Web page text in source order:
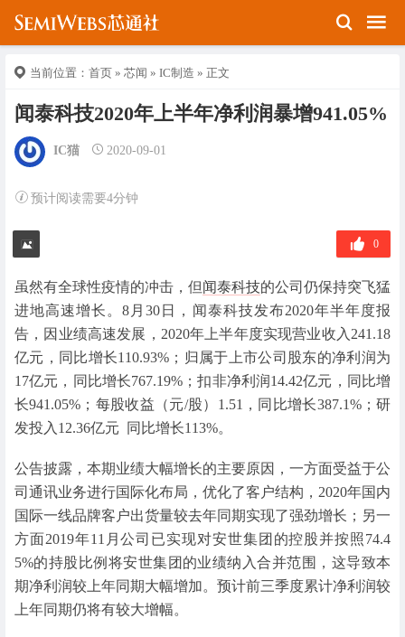
当前位置： 首页 » 芯闻 » IC制造 » 正文
闻泰科技2020年上半年净利润暴增941.05%
IC猫 2020-09-01
预计阅读需要4分钟
0
虽然有全球性疫情的冲击，但闻泰科技的公司仍保持突飞猛
进地高速增长。8月30日，闻泰科技发布2020年半年度报
告，因业绩高速发展，2020年上半年度实现营业收入241.18
亿元，同比增长110.93%；归属于上市公司股东的净利润为
17亿元，同比增长767.19%；扣非净利润14.42亿元，同比增
长941.05%；每股收益（元/股）1.51，同比增长387.1%；研
发投入12.36亿元 同比增长113%。
公告披露，本期业绩大幅增长的主要原因，一方面受益于公
司通讯业务进行国际化布局，优化了客户结构，2020年国内
国际一线品牌客户出货量较去年同期实现了强劲增长；另一
方面2019年11月公司已实现对安世集团的控股并按照74.4
5%的持股比例将安世集团的业绩纳入合并范围，这导致本
期净利润较上年同期大幅增加。预计前三季度累计净利润较
上年同期仍将有较大增幅。